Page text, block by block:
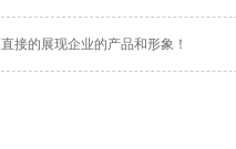
接的展现企业的产品和形象！